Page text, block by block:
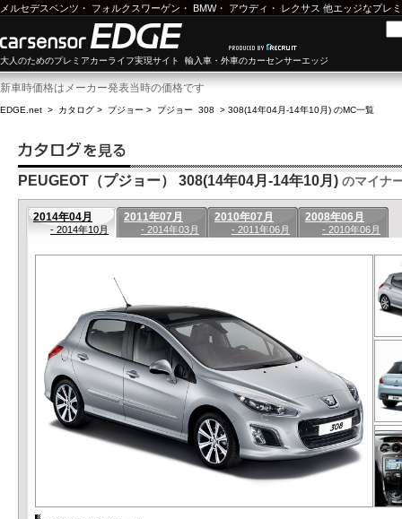
メルセデスベンツ ・ フォルクスワーゲン ・ BMW・ アウディ ・ レクサス 他エッジなプレ
大人のためのプレミアカーライフ実現サイト 輸入車・外車のカーセンサーエッジ
新車時価格はメーカー発表当時の価格です
EDGE.net > カタログ > プジョー > プジョー 308 > 308(14年04月-14年10月) のMC一覧
PEUGEOT（プジョー） 308(14年04月-14年10月) のマイナ
2014年04月
- 2014年10月
2011年07月
- 2014年03月
2010年07月
- 2011年06月
2008年06月
- 2010年06月